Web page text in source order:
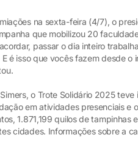
na sexta-feira (4/7), o
que mobilizou 20
passar o dia inteiro
é isso que vocês fazem desde o
o Trote Solidário 2025 teve
em atividades presenciais e
1.871,199 quilos de tampinhas
cidades. Informações sobre a